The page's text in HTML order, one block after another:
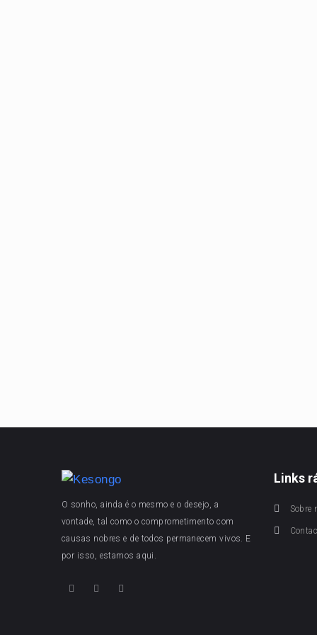
O sonho, ainda é o mesmo e o desejo, a
vontade, tal como o comprometimento com
causas nobres e de todos permanecem vivos. E
por isso, estamos aqui.
Links
Sobre